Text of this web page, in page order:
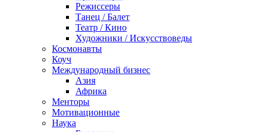
Режиссеры
Танец / Балет
Театр / Кино
Художники / Искусствоведы
Космонавты
Коуч
Международный бизнес
Азия
Африка
Менторы
Мотивационные
Наука